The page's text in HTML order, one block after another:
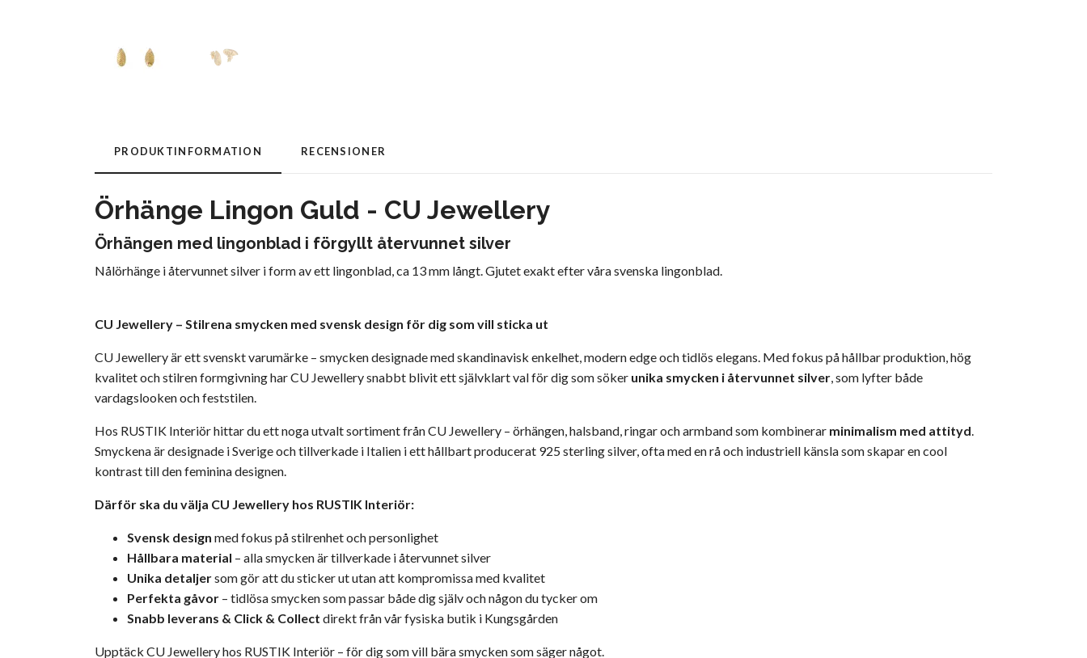
PRODUKTINFORMATION RECENSIONER
Örhänge Lingon Guld - CU Jewellery
Örhängen med lingonblad i förgyllt återvunnet silver
Nålörhänge i återvunnet silver i form av ett lingonblad, ca 13 mm långt. Gjutet exakt efter våra svenska lingonblad.
CU Jewellery – Stilrena smycken med svensk design för dig som vill sticka ut
CU Jewellery är ett svenskt varumärke – smycken designade med skandinavisk enkelhet, modern edge och tidlös elegans. Med fokus på hållbar produktion, hög
kvalitet och stilren formgivning har CU Jewellery snabbt blivit ett självklart val för dig som söker unika smycken i återvunnet silver , som lyfter både
vardagslooken och feststilen.
Hos RUSTIK Interiör hittar du ett noga utvalt sortiment från CU Jewellery – örhängen, halsband, ringar och armband som kombinerar minimalism med attityd
Smyckena är designade i Sverige och tillverkade i Italien i ett hållbart producerat 925 sterling silver, ofta med en rå och industriell känsla som skapar en cool
kontrast till den feminina designen.
Därför ska du välja CU Jewellery hos RUSTIK Interiör:
Svensk design med fokus på stilrenhet och personlighet
Hållbara material – alla smycken är tillverkade i återvunnet silver
Unika detaljersom gör att du sticker ut utan att kompromissa med kvalitet
Perfekta gåvor – tidlösa smycken som passar både dig själv och någon du tycker om
Snabb leverans & Click & Collect direkt från vår fysiska butik i Kungsgården
Upptäck CU Jewellery hos RUSTIK Interiör – för dig som vill bära smycken som säger något.